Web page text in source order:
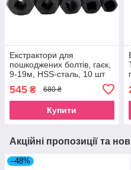
Екстрактори для
пошкоджених болтів, гаєк,
9-19м, HSS-сталь, 10 шт
545 ₴ 680 ₴
Купити
Акційні пропозиції та
–48%